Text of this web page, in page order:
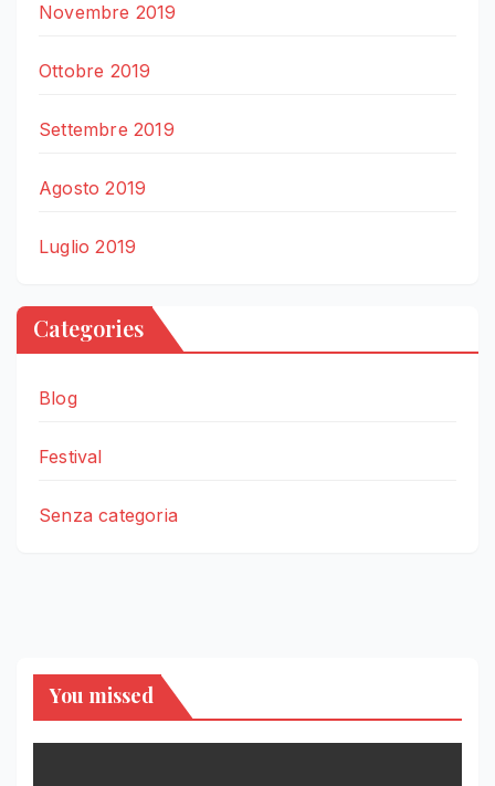
Novembre 2019
Ottobre 2019
Settembre 2019
Agosto 2019
Luglio 2019
Categories
Blog
Festival
Senza categoria
You missed